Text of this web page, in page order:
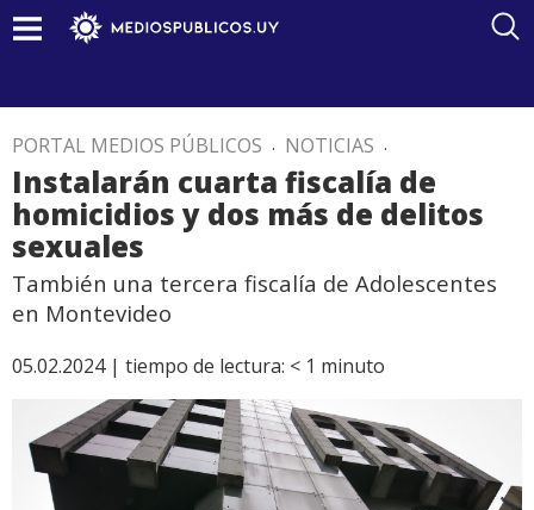
PORTAL MEDIOS PÚBLICOS . NOTICIAS .
Instalarán cuarta fiscalía de
homicidios y dos más de delitos
sexuales
También una tercera fiscalía de Adolescentes
en Montevideo
05.02.2024 | tiempo de lectura: < 1 minuto